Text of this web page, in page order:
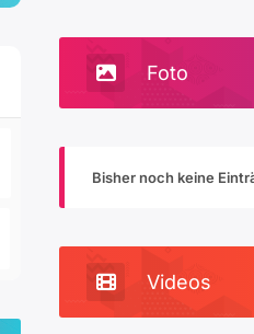
Foto
Bisher noch keine
Videos